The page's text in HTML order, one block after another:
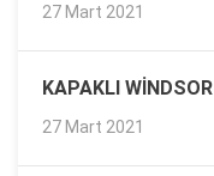
27 Mart 2021
KAPAKLI
27 Mart 2021